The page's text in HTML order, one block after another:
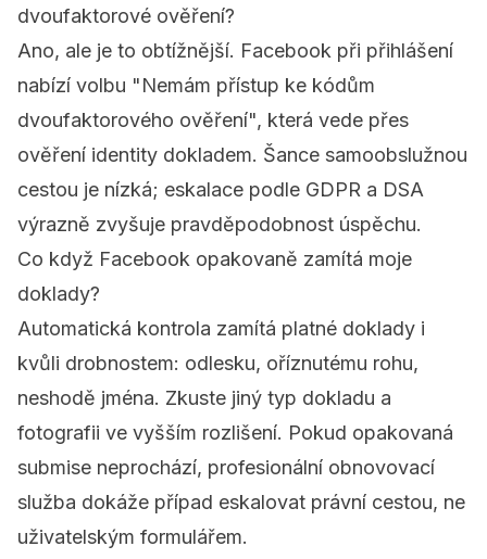
dvoufaktorové ověření?
Ano, ale je to obtížnější. Facebook při přihlášení
nabízí volbu "Nemám přístup ke kódům
dvoufaktorového ověření", která vede přes
ověření identity dokladem. Šance samoobslužnou
cestou je nízká; eskalace podle GDPR a DSA
výrazně zvyšuje pravděpodobnost úspěchu.
Co když Facebook opakovaně zamítá moje
doklady?
Automatická kontrola zamítá platné doklady i
kvůli drobnostem: odlesku, oříznutému rohu,
neshodě jména. Zkuste jiný typ dokladu a
fotografii ve vyšším rozlišení. Pokud opakovaná
submise neprochází, profesionální obnovovací
služba dokáže případ eskalovat právní cestou, ne
uživatelským formulářem.